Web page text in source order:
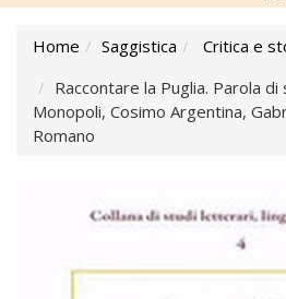
Home Saggistica
Critica e
Raccontare la Puglia. Parola
Monopoli, Cosimo Argentina,
Romano